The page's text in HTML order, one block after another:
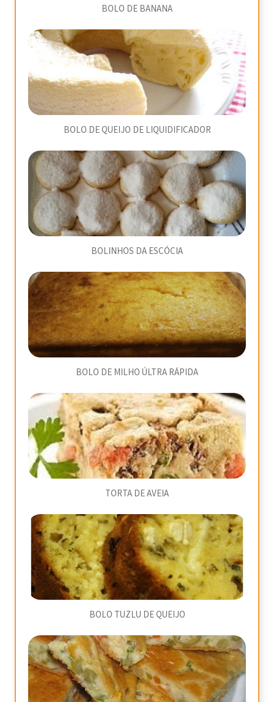
BOLO DE BANANA
BOLO DE QUEIJO DE LIQUIDIFICADOR
BOLINHOS DA ESCÓCIA
BOLO DE MILHO ÚLTRA RÁPIDA
TORTA DE AVEIA
BOLO TUZLU DE QUEIJO